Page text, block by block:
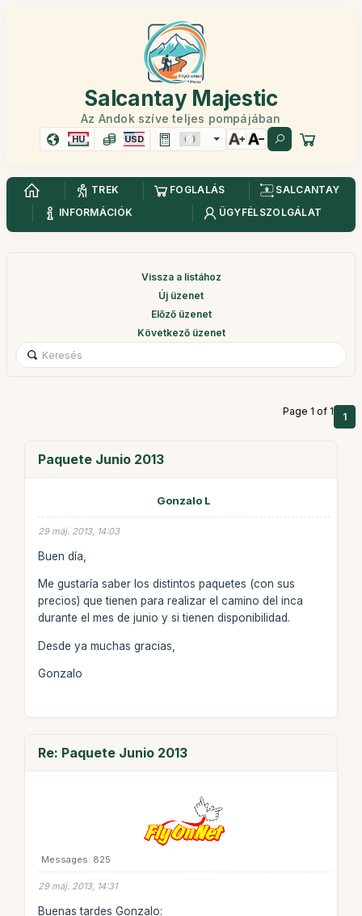
Salcantay Majestic
Az Andok szíve teljes pompájában
HU USD
TREK FOGLALÁS
SALCANTAY
INFORMÁCIÓK
ÜGYFÉLSZOLGÁLAT
Vissza a listához
Új üzenet
Előző üzenet
Következő üzenet
Page 1 of 1 1
Paquete Junio 2013
Gonzalo L
29 máj. 2013, 14:03
Buen día,
Me gustaría saber los distintos paquetes (con sus
precios) que tienen para realizar el camino del inca
durante el mes de junio y si tienen disponibilidad.
Desde ya muchas gracias,
Gonzalo
Re: Paquete Junio 2013
Messages: 825
29 máj. 2013, 14:31
Buenas tardes Gonzalo: